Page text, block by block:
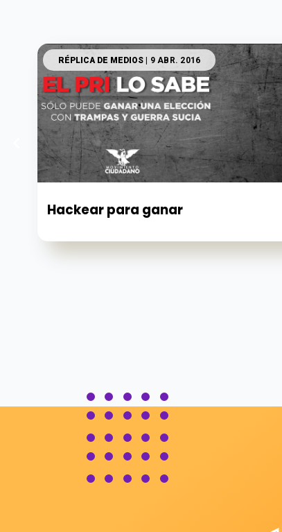
RÉPLICA DE MEDIOS | 9 ABR. 2016
Hackear para ganar